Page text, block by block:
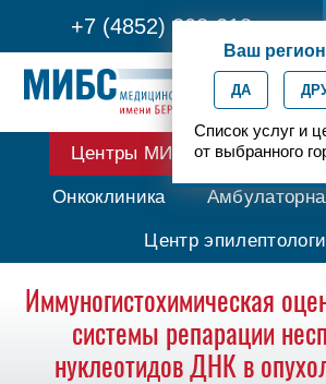
+7 (4852) 208-218
Ваш
ДА
Список услуг и
от выбранного
Центры МИБС
Онкоклиника
Центр
Иммуногистохимическая
системы репарации
нуклеотидов ДНК в